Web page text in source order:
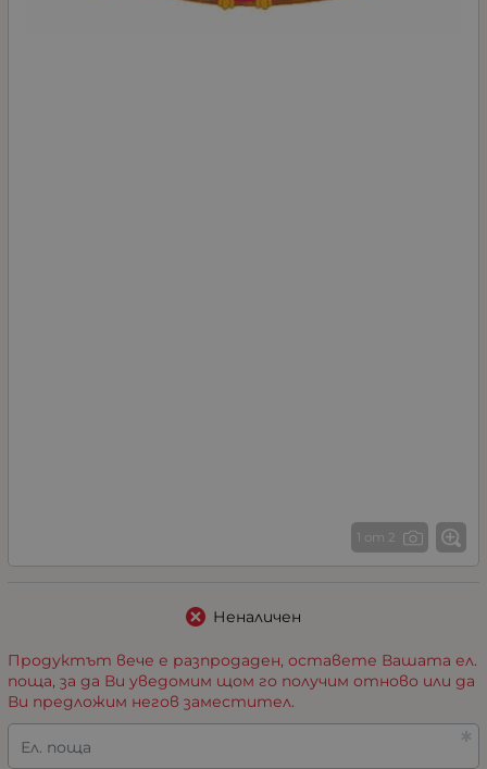
1 от 2
Неналичен
Продуктът вече е разпродаден, оставете Вашата ел.
поща, за да Ви уведомим щом го получим отново или да
Ви предложим негов заместител.
Ел. поща